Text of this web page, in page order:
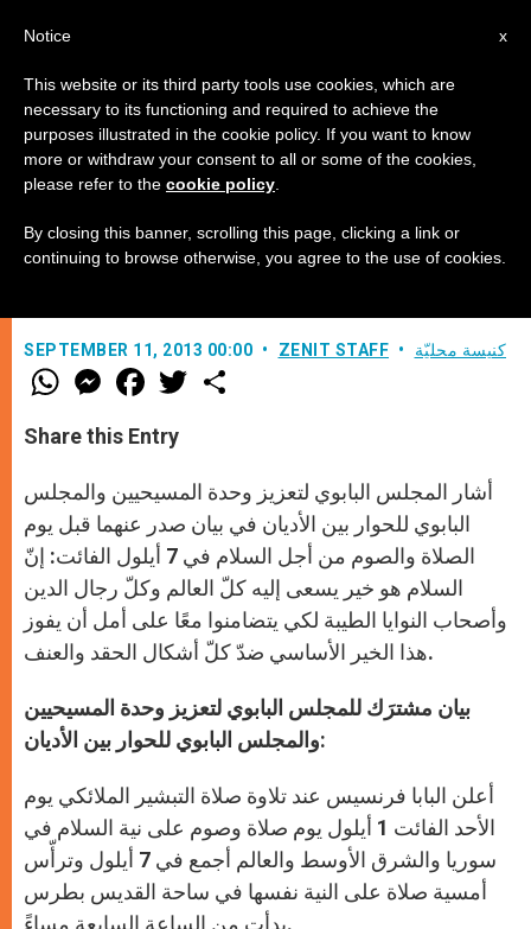
السلام هو خير يسعى إليه الجميع
بيان مجلس تعزيز وحدة المسيحيين
SEPTEMBER 11, 2013 00:00 ZENIT STAFF كنيسة محليّة
W
h
t
s
p
p
M
e
s
e
g
e
r
F
a
e
b
k
w
r
Share this Entry
أشار المجلس البابوي لتعزيز وحدة المسيحيين والمجلس
البابوي للحوار بين الأديان في بيان صدر عنهما قبل يوم
الصلاة والصوم من أجل السلام في 7 أيلول الفائت: إنّ
السلام هو خير يسعى إليه كلّ العالم وكلّ رجال الدين
وأصحاب النوايا الطيبة لكي يتضامنوا معًا على أمل أن يفوز
هذا الخير الأساسي ضدّ كلّ أشكال الحقد والعنف.
بيان مشترَك للمجلس البابوي لتعزيز وحدة المسيحيين
والمجلس البابوي للحوار بين الأديان:
أعلن البابا فرنسيس عند تلاوة صلاة التبشير الملائكي يوم
الأحد الفائت 1 أيلول يوم صلاة وصوم على نية السلام في
سوريا والشرق الأوسط والعالم أجمع في 7 أيلول وترأّس
أمسية صلاة على النية نفسها في ساحة القديس بطرس
بدأت من الساعة السابعة مساءً.
x
Notice
This website or its third party tools use cookies, which are
necessary to its functioning and required to achieve the
purposes illustrated in the cookie policy. If you want to know
more or withdraw your consent to all or some of the cookies,
please refer to the cookie policy
By closing this banner, scrolling this page, clicking a link or
continuing to browse otherwise, you agree to the use of cookies.